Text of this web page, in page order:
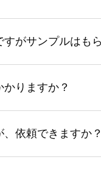
がサンプルはも
りますか？
依頼できますか？